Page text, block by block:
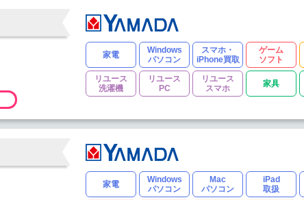
家電
Windows
パソコン
スマホ・
iPhone買取
ゲーム
ソフト
リユース
洗濯機
リユース
PC
リユース
スマホ
家具
家電
Windows
パソコン
Mac
パソコン
iPad
取扱